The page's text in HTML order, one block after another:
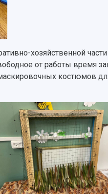
хозяйственной
от работы время
костюмов